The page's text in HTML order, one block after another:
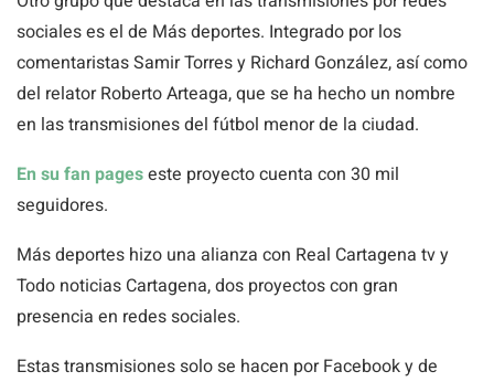
sociales es el de Más deportes. Integrado por los
comentaristas Samir Torres y Richard González, así como
del relator Roberto Arteaga, que se ha hecho un nombre
en las transmisiones del fútbol menor de la ciudad.
En su fan pageseste proyecto cuenta con 30 mil
seguidores.
Más deportes hizo una alianza con Real Cartagena tv y
Todo noticias Cartagena, dos proyectos con gran
presencia en redes sociales.
Estas transmisiones solo se hacen por Facebook y de